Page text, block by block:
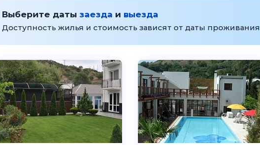
Выберите даты заезда и выезда
Доступность жилья и стоимость зависят от даты проживания